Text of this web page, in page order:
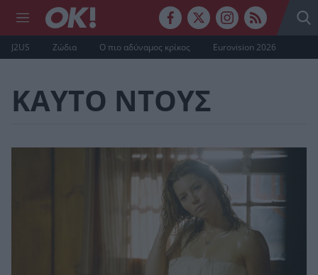
J2US Ζώδια Ο πιο αδύναμος κρίκος Eurovision 2026
ΚΑΥΤΟ ΝΤΟΥΣ